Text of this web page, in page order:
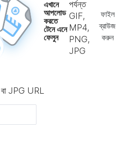
এখানে
আপলোড
করতে
টেনে এনে
ফেলুন
পর্যন্ত
GIF,
MP4,
PNG,
JPG
ফাইল
ব্রাউজ
করুন
JPG URL